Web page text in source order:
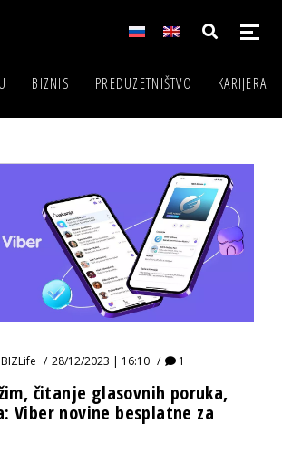
BIZNIS PREDUZETNIŠTVO KARIJERA
BIZLife 28/12/2023 | 16:10 1
čitanje glasovnih poruka,
Viber novine besplatne za